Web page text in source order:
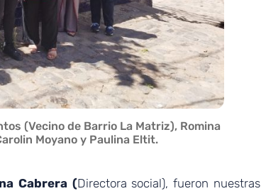
(Vecino de Barrio La Matriz), Romina
Moyano y Paulina Eltit.
Cabrera (Directora social), fueron nuestras